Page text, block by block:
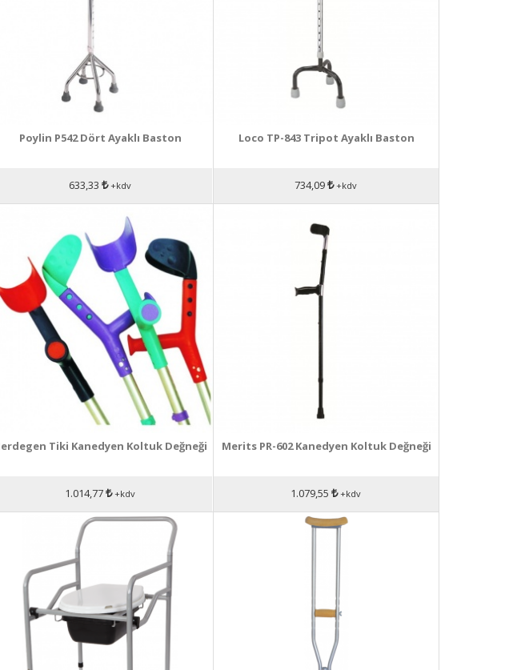
Poylin P542 Dört Ayaklı Baston
633,33 +kdv
Loco TP-843 Tripot Ayaklı Baston
734,09 +kdv
Tiki Kanedyen Koltuk Değneği
1.014,77 +kdv
Merits PR-602 Kanedyen Koltuk Değneği
1.079,55 +kdv